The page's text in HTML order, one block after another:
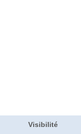
Visibilité